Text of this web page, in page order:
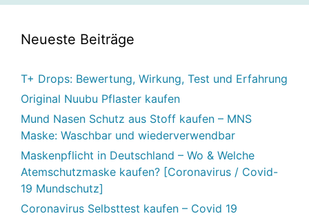
Neueste Beiträge
T+ Drops: Bewertung, Wirkung, Test und Erfahrung
Original Nuubu Pflaster kaufen
Mund Nasen Schutz aus Stoff kaufen – MNS
Maske: Waschbar und wiederverwendbar
Maskenpflicht in Deutschland – Wo & Welche
Atemschutzmaske kaufen? [Coronavirus / Covid-
19 Mundschutz]
Coronavirus Selbsttest kaufen – Covid 19